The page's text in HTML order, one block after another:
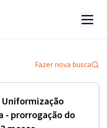
Fazer nova busca
- prorrogação do